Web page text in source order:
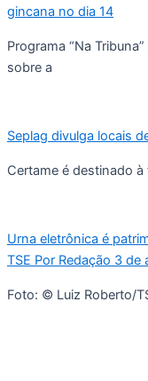
gincana no dia 14
Programa “Na
sobre a
Seplag divulga locais
Certame é destinado
Urna eletrônica é
TSE Por Redação 3
Foto: © Luiz Roberto/